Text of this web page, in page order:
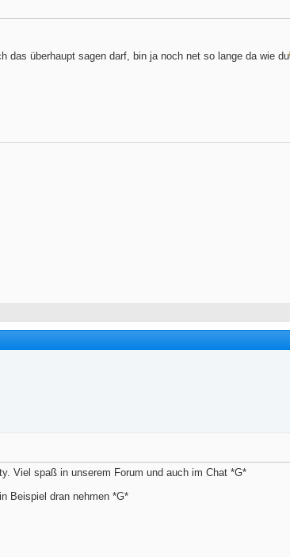
das überhaupt sagen darf, bin ja noch net so lange da wie du
Viel spaß in unserem Forum und auch im Chat *G*
Beispiel dran nehmen *G*